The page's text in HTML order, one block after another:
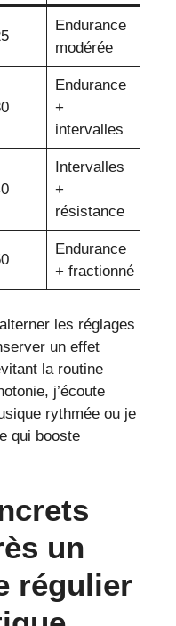
Endurance
modérée
Endurance
+
intervalles
Intervalles
+
résistance
Endurance
+ fractionné
les réglages
un effet
la routine
j’écoute
rythmée ou je
qui booste
un
régulier